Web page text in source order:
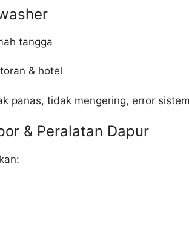
tangga
& hotel
panas, tidak mengering, error sistem
& Peralatan Dapur